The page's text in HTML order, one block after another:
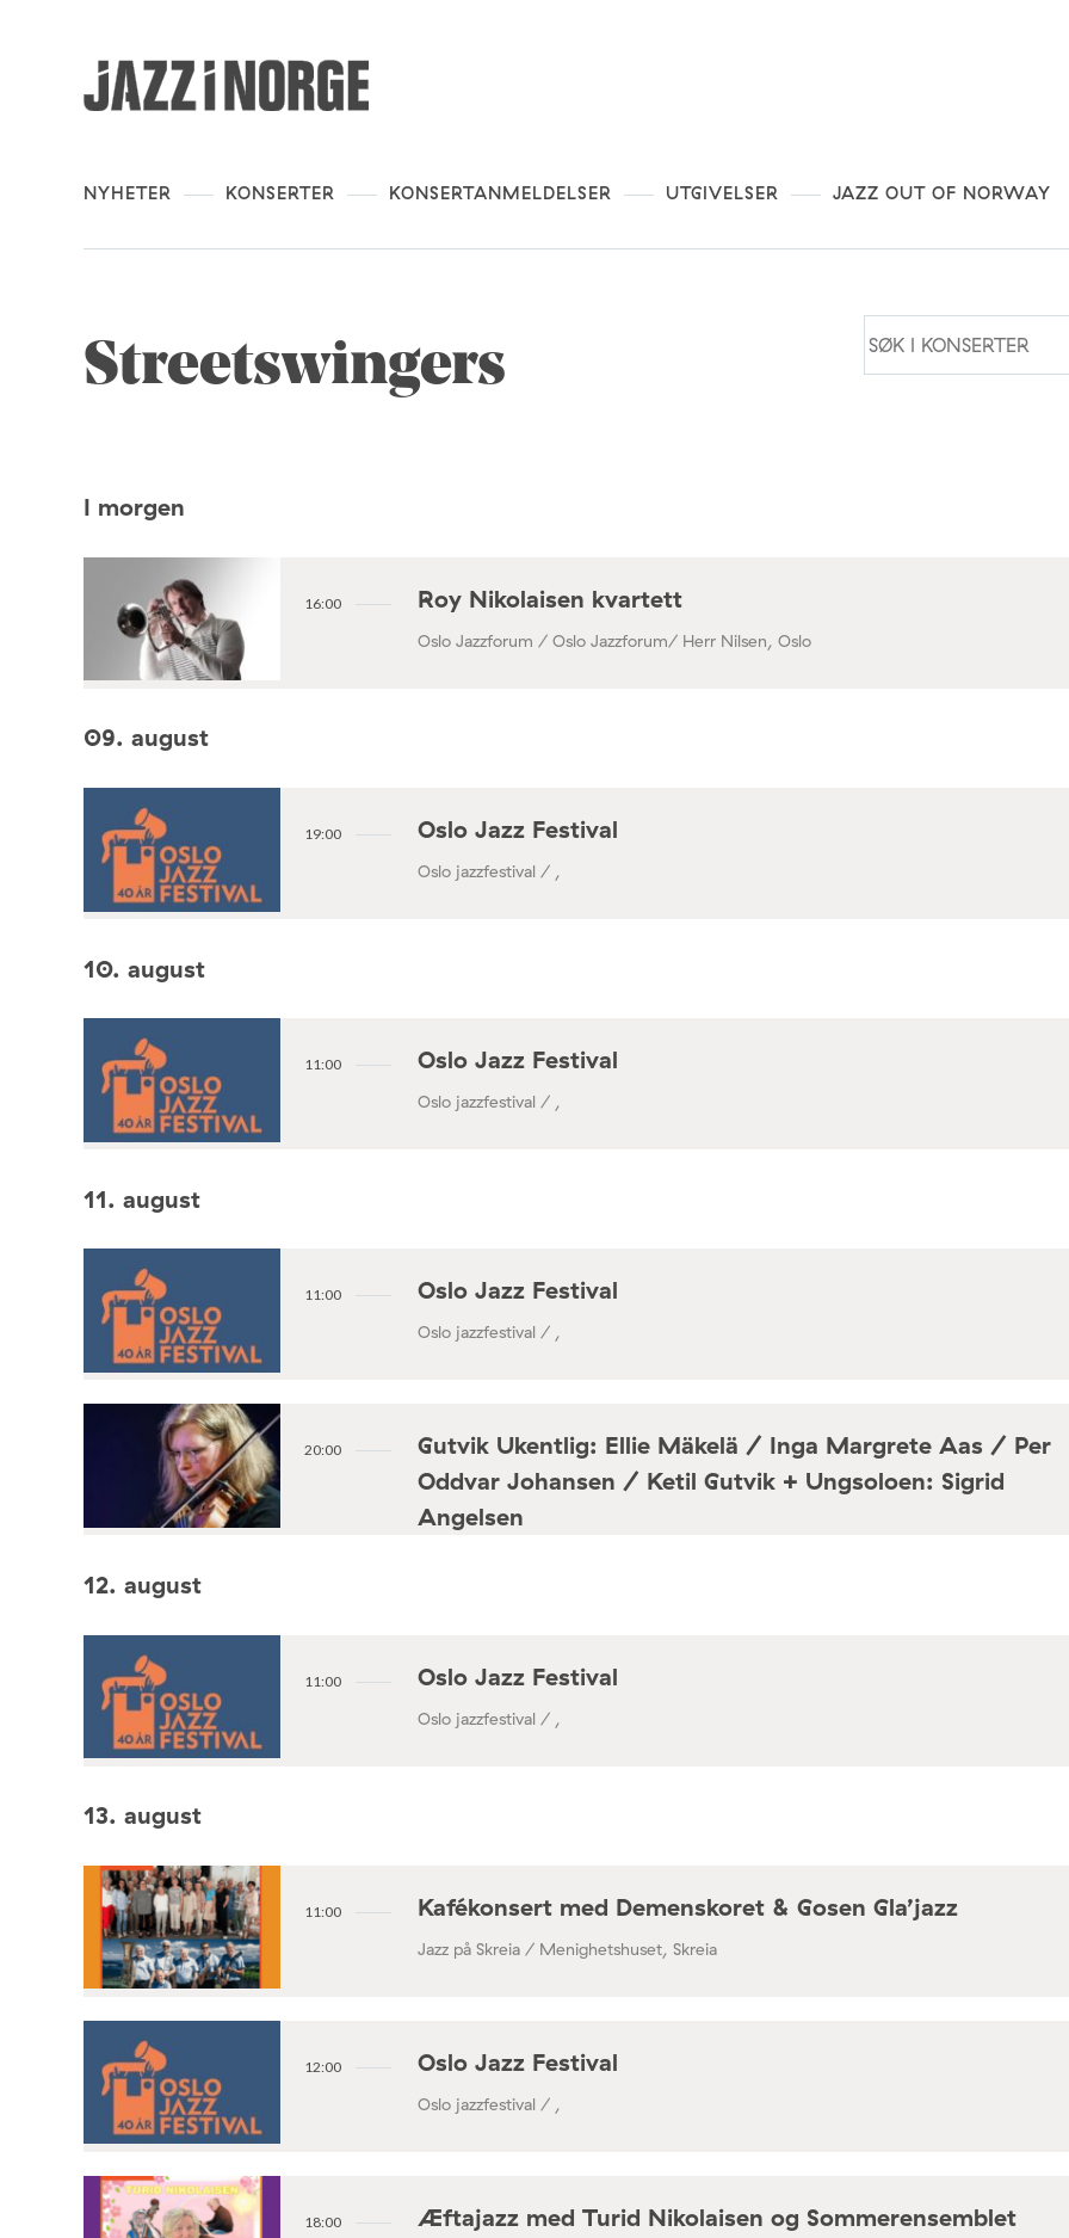
NYHETER KONSERTER KONSERTANMELDELSER UTGIVELSER JAZZ OUT OF NORWAY
Streetswingers
I morgen
16:00 Roy Nikolaisen kvartett
Oslo Jazzforum / Oslo Jazzforum/ Herr Nilsen, Oslo
09. august
19:00 Oslo Jazz Festival
Oslo jazzfestival / ,
10. august
11:00 Oslo Jazz Festival
Oslo jazzfestival / ,
11. august
11:00 Oslo Jazz Festival
Oslo jazzfestival / ,
20:00
Gutvik Ukentlig: Ellie Mäkelä / Inga Margrete Aas / Per
Oddvar Johansen / Ketil Gutvik + Ungsoloen: Sigrid
Angelsen
12. august
11:00 Oslo Jazz Festival
Oslo jazzfestival / ,
13. august
11:00 Kafékonsert med Demenskoret & Gosen Gla’jazz
Jazz på Skreia / Menighetshuset, Skreia
12:00 Oslo Jazz Festival
Oslo jazzfestival / ,
18:00 Æftajazz med Turid Nikolaisen og Sommerensemblet